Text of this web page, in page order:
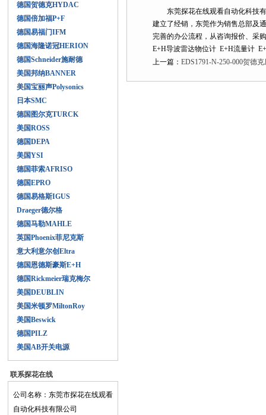
德国贺德克HYDAC
德国倍加福P+F
德国易福门IFM
德国海隆诺冠HERION
德国Schneider施耐德
美国邦纳BANNER
美国宝丽声Polysonics
日本SMC
德国图尔克TURCK
美国ROSS
德国DEPA
美国YSI
德国菲索AFRISO
德国EPRO
德国易格斯IGUS
Draeger德尔格
德国马勒MAHLE
英国Phoenix菲尼克斯
意大利意尔创Eltra
德国恩德斯豪斯E+H
德国Rickmeier瑞克梅尔
美国DEUBLIN
美国米顿罗MiltonRoy
美国Beswick
德国PILZ
美国AB开关电源
联系探花在线
观看
公司名称：东莞市探花在线观看
自动化科技有限公司
东莞探花在线观看自动化科技有限
建立了经销，东莞作为销售总部
完善的办公流程，从咨询报价、采
E+H导波雷达物位计 E+H流量计
上一篇： EDS1791-N-250-000贺德